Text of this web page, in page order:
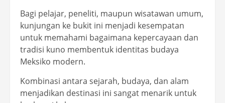
Bagi pelajar, peneliti, maupun wisatawan umum,
kunjungan ke bukit ini menjadi kesempatan
untuk memahami bagaimana kepercayaan dan
tradisi kuno membentuk identitas budaya
Meksiko modern.
Kombinasi antara sejarah, budaya, dan alam
menjadikan destinasi ini sangat menarik untuk